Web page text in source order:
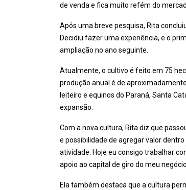
de venda e fica muito refém do
Após uma breve pesquisa, Rita
Decidiu fazer uma experiência, e o
ampliação no ano seguinte.
Atualmente, o cultivo é feito em 75
produção anual é de
leiteiro e equinos do Paraná, Santa
expansão.
Com a nova cultura, Rita diz que
e possibilidade de agregar valor
atividade. Hoje eu consigo trabalhar
apoio ao capital de giro do meu
Ela também destaca que a cultura